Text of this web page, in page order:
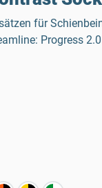
für
Progress 2.0